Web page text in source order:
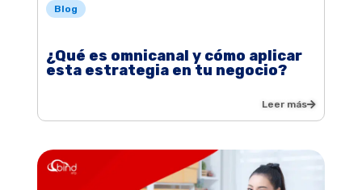
Blog
¿Qué es omnicanal y cómo aplicar
esta estrategia en tu negocio?
Leer más